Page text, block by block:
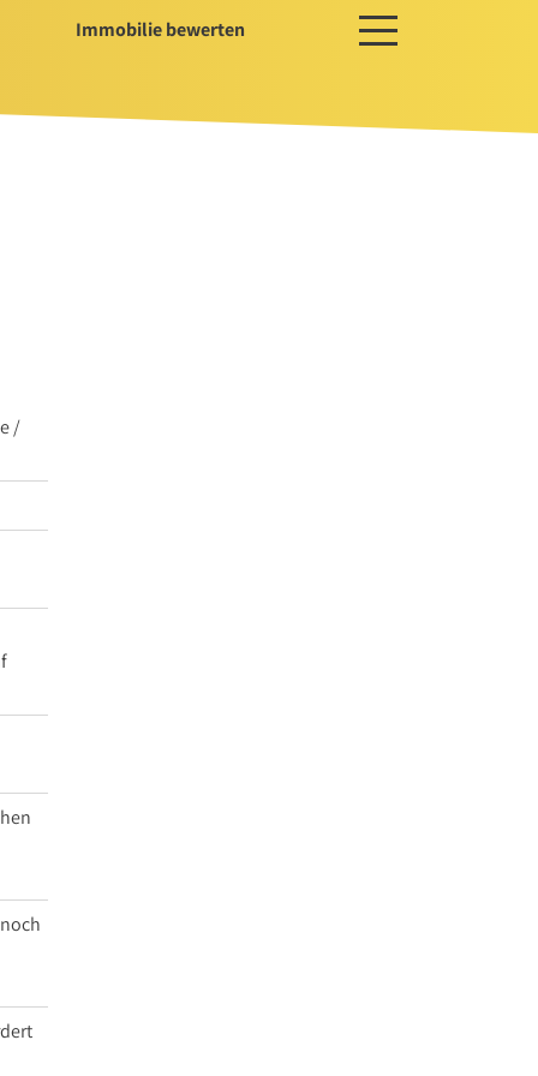
Immobilie bewerten
/